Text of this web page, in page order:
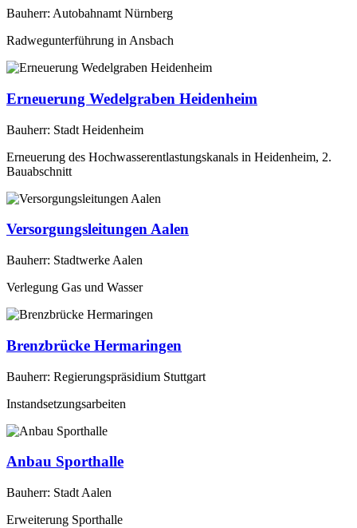
Bauherr: Autobahnamt Nürnberg
Radwegunterführung in Ansbach
Erneuerung Wedelgraben Heidenheim
Bauherr: Stadt Heidenheim
Erneuerung des Hochwasserentlastungskanals in Heidenheim, 2.
Bauabschnitt
Versorgungsleitungen Aalen
Bauherr: Stadtwerke Aalen
Verlegung Gas und Wasser
Brenzbrücke Hermaringen
Bauherr: Regierungspräsidium Stuttgart
Instandsetzungsarbeiten
Anbau Sporthalle
Bauherr: Stadt Aalen
Erweiterung Sporthalle